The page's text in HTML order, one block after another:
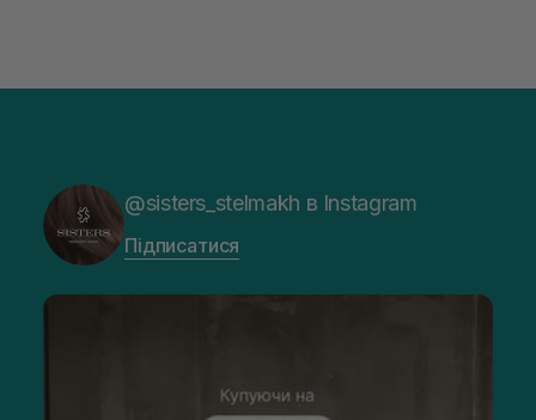
@sisters_stelmakh в Instagram
Підписатися